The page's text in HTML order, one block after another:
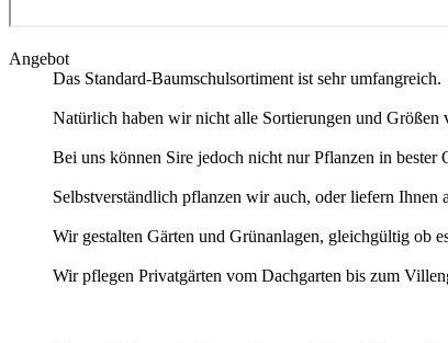
Angebot
Das Standard-Baumschulsortiment ist sehr umfangreich.
Natürlich haben wir nicht alle Sortierungen und
Bei uns können Sire jedoch nicht nur Pflanzen in
Selbstverständlich pflanzen wir auch, oder liefern Ihnen
Wir gestalten Gärten und Grünanlagen, gleichgültig ob
Wir pflegen Privatgärten vom Dachgarten bis zum